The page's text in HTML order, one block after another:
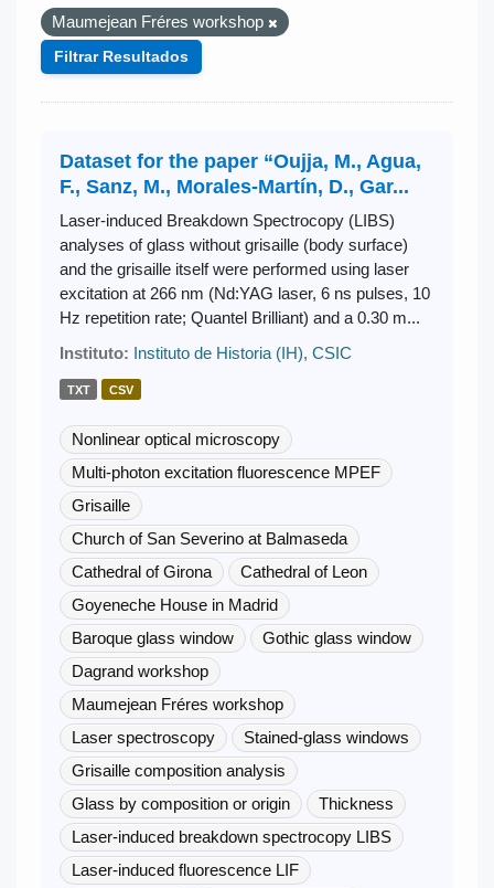
Maumejean Fréres workshop
Filtrar Resultados
Dataset for the paper “Oujja, M., Agua,
F., Sanz, M., Morales-Martín, D., Gar...
Laser-induced Breakdown Spectrocopy (LIBS)
analyses of glass without grisaille (body surface)
and the grisaille itself were performed using laser
excitation at 266 nm (Nd:YAG laser, 6 ns pulses, 10
Hz repetition rate; Quantel Brilliant) and a 0.30 m...
Instituto: Instituto de Historia (IH), CSIC
TXT CSV
Nonlinear optical microscopy
Multi-photon excitation fluorescence MPEF
Grisaille
Church of San Severino at Balmaseda
Cathedral of Girona
Cathedral of Leon
Goyeneche House in Madrid
Baroque glass window
Gothic glass window
Dagrand workshop
Maumejean Fréres workshop
Laser spectroscopy
Stained-glass windows
Grisaille composition analysis
Glass by composition or origin
Thickness
Laser-induced breakdown spectrocopy LIBS
Laser-induced fluorescence LIF